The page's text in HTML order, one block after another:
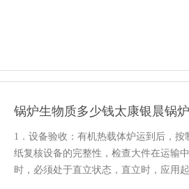
锅炉生物质多少钱太康银晨锅
1．设备验收：有机热载体炉运到后，
纸复核设备的完整性，检查大件在运输
时，必须处于直立状态，直立时，应用